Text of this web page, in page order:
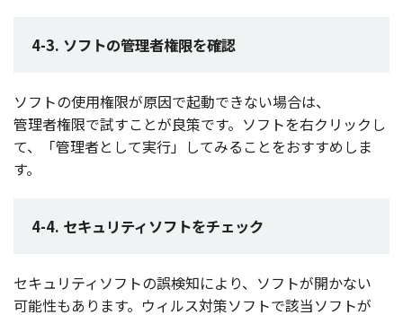
4-3. ソフトの管理者権限を確認
ソフトの使用権限が原因で起動できない場合は、
管理者権限で試すことが良策です。 ソフトを右クリック し
て、「管理者として実行」してみることをおすすめしま
す。
4-4. セキュリティソフトをチェック
セキュリティソフトの誤検知により、 ソフトが開かない
可能性もあります。 ウィルス対策ソフトで該当ソフトが